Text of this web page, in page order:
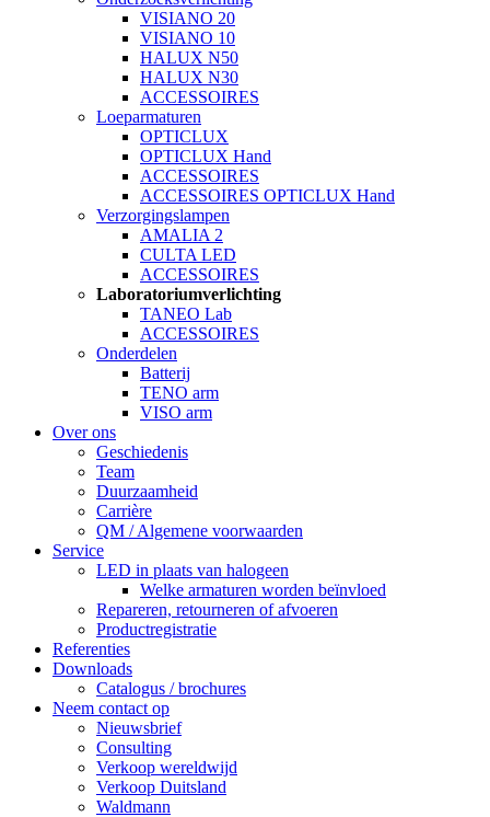
VISIANO 20
VISIANO 10
HALUX N50
HALUX N30
ACCESSOIRES
Loeparmaturen
OPTICLUX
OPTICLUX Hand
ACCESSOIRES
ACCESSOIRES OPTICLUX Hand
Verzorgingslampen
AMALIA 2
CULTA LED
ACCESSOIRES
Laboratoriumverlichting
TANEO Lab
ACCESSOIRES
Onderdelen
Batterij
TENO arm
VISO arm
Over ons
Geschiedenis
Team
Duurzaamheid
Carrière
QM / Algemene voorwaarden
Service
LED in plaats van halogeen
Welke armaturen worden beïnvloed
Repareren, retourneren of afvoeren
Productregistratie
Referenties
Downloads
Catalogus / brochures
Neem contact op
Nieuwsbrief
Consulting
Verkoop wereldwijd
Verkoop Duitsland
Waldmann